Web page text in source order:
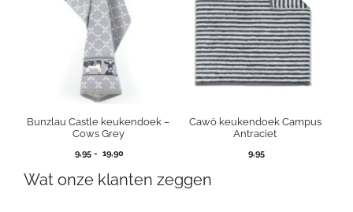
Bunzlau Castle keukendoek –
Cows Grey
9,95 - 19,90Prijsklasse:
tot
Cawö keukendoek Campus
Antraciet
9,95
Wat onze klanten zeggen